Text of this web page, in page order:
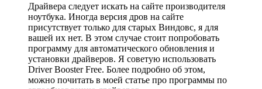
Драйвера следует искать на сайте производителя
ноутбука. Иногда версия дров на сайте
присутствует только для старых Виндовc, я для
вашей их нет. В этом случае стоит попробовать
программу для автоматического обновления и
установки драйверов. Я советую использовать
Driver Booster Free. Более подробно об этом,
можно почитать в моей статье про программы по